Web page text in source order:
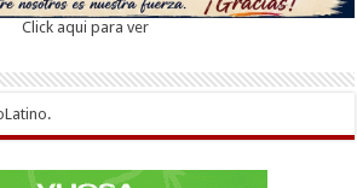
Click aqui para ver